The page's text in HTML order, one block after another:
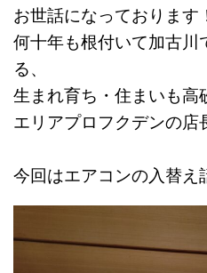
お世話になっております
何十年も根付いて加古川
る、
生まれ育ち・住まいも高
エリアプロフクデンの店
今回はエアコンの入替え